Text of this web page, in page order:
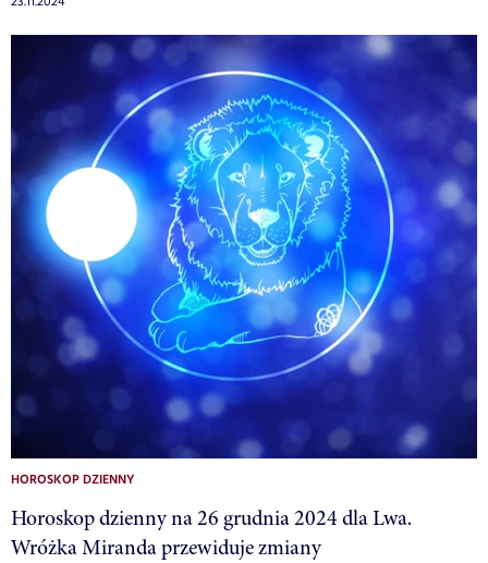
HOROSKOP DZIENNY
Horoskop dzienny na 26 grudnia 2024 dla Lwa.
Wróżka Miranda przewiduje zmiany